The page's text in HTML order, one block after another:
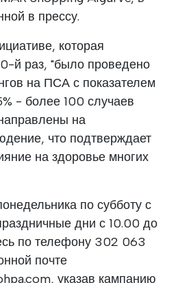
в прессу.
которая
й раз, "было проведено
на ПСА с показателем
- более 100 случаев
на
что подтверждает
на здоровье многих
по субботу с
дни с 10.00 до
по телефону 302 063
почте
указав кампанию